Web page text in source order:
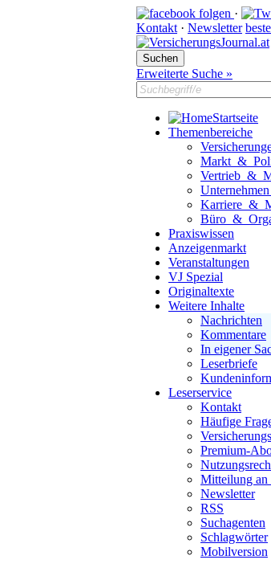
·
Kontakt · Newsletter
Erweiterte Suche »
Startseite
Themenbereiche
Markt &
Vertrieb &
Karriere &
Büro &
Praxiswissen
Anzeigenmarkt
Veranstaltungen
VJ Spezial
Originaltexte
Weitere Inhalte
Nachrichten
Kommentare
In eigener
Leserbriefe
Leserservice
Kontakt
Häufige
Premium-
Mitteilung an
Newsletter
RSS
Suchagenten
Schlagwörter
Mobilversion